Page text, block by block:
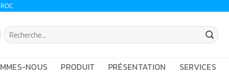
Recherche
pour :
NOUS PRODUIT PRÉSENTATION SERVICES